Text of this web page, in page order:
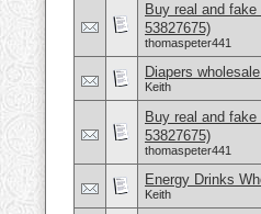
Buy real and
53827675)
thomaspeter441
Diapers
Keith
Buy real and
53827675)
thomaspeter441
Energy Drinks
Keith